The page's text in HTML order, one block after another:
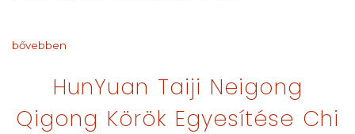
bővebben
HunYuan Taiji Neigong
Qigong Körök Egyesítése Chi